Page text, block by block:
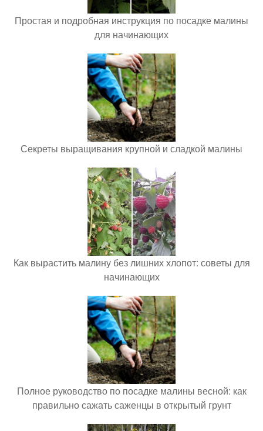
Простая и подробная инструкция по посадке малины
для начинающих
Секреты выращивания крупной и сладкой малины
Как вырастить малину без лишних хлопот: советы для
начинающих
Полное руководство по посадке малины весной: как
правильно сажать саженцы в открытый грунт